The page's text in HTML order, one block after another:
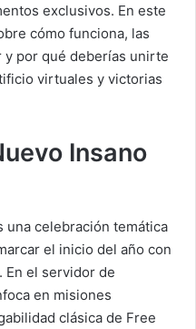
exclusivos. En este
cómo funciona, las
y por qué deberías unirte
virtuales y victorias
Insano
una celebración temática
el inicio del año con
En el servidor de
en misiones
clásica de Free